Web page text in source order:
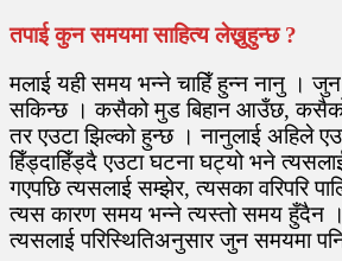
तपाई कुन समयमा साहित्य लेख्नुहुन्छ ?
मलाई यही समय भन्ने चाहिँ हुन्न नानु ।
सकिन्छ । कसैको मुड बिहान आउँछ, कसैको
तर एउटा झिल्को हुन्छ । नानुलाई अहिले
हिँड्दाहिँड्दै एउटा घटना घट्यो भने
गएपछि त्यसलाई सम्झेर, त्यसका वरिपरि
त्यस कारण समय भन्ने त्यस्तो समय हुँदैन
त्यसलाई परिस्थितिअनुसार जुन समयमा